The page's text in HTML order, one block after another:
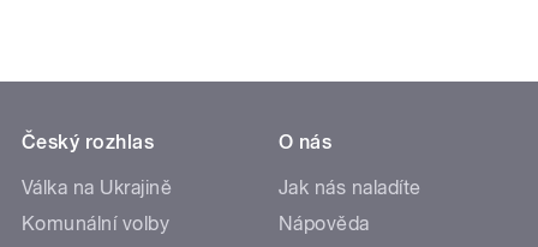
Český rozhlas
Válka na Ukrajině
Komunální volby
O nás
Jak nás naladíte
Nápověda